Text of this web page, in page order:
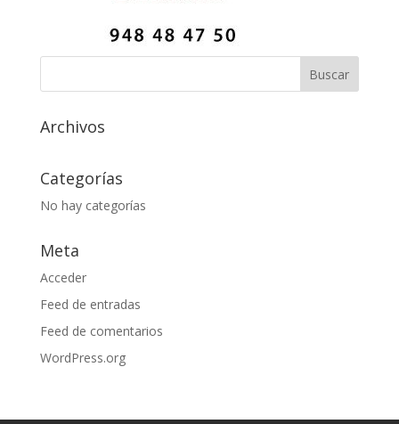
Archivos
Categorías
No hay categorías
Meta
Acceder
Feed de entradas
Feed de comentarios
WordPress.org